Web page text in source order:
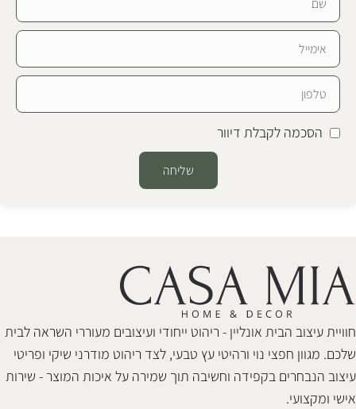
הסכמה לקבלת דיוור
שליחה
חוויית עיצוב הבית אונליין - ריהוט ייחודי ועיצובים מעוררי השראה לבית
שלכם. מגוון חפצי נוי ורהיטי עץ טבעי, לצד ריהוט מודרני שיקי ופריטי
עיצוב הנבחרים בקפידה וחשיבה תוך שמירה על איכות המוצר - שירות
אישי ומקצועי.